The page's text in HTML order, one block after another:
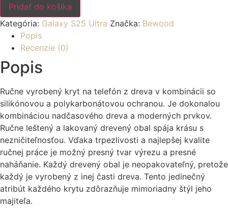
mobil
so
živicou
Samsung
Galaxy
S25
Ultra
Planéta
Merkur
Pridať do košíka
Kategória: Galaxy S25 Ultra Značka: Bewood
Popis
Recenzie (0)
Popis
Ručne vyrobený kryt na telefón z dreva v kombinácii so
silikónovou a polykarbonátovou ochranou. Je dokonalou
kombináciou nadčasového dreva a moderných prvkov.
Ručne leštený a lakovaný drevený obal spája krásu s
nezničiteľnosťou. Vďaka trpezlivosti a najlepšej kvalite
ručnej práce je možný presný tvar výrezu a presné
naháňanie. Každý drevený obal je neopakovateľný, pretože
každý je vyrobený z inej časti dreva. Tento jedinečný
atribút každého krytu zdôrazňuje mimoriadny štýl jeho
majiteľa.